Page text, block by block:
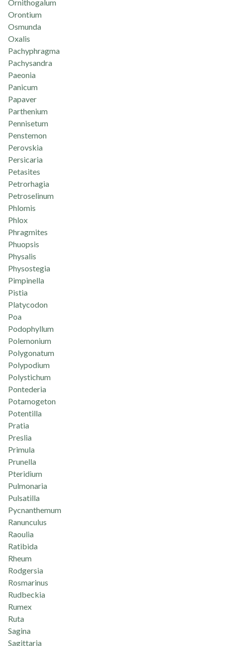
Ornithogalum
Orontium
Osmunda
Oxalis
Pachyphragma
Pachysandra
Paeonia
Panicum
Papaver
Parthenium
Pennisetum
Penstemon
Perovskia
Persicaria
Petasites
Petrorhagia
Petroselinum
Phlomis
Phlox
Phragmites
Phuopsis
Physalis
Physostegia
Pimpinella
Pistia
Platycodon
Poa
Podophyllum
Polemonium
Polygonatum
Polypodium
Polystichum
Pontederia
Potamogeton
Potentilla
Pratia
Preslia
Primula
Prunella
Pteridium
Pulmonaria
Pulsatilla
Pycnanthemum
Ranunculus
Raoulia
Ratibida
Rheum
Rodgersia
Rosmarinus
Rudbeckia
Rumex
Ruta
Sagina
Sagittaria